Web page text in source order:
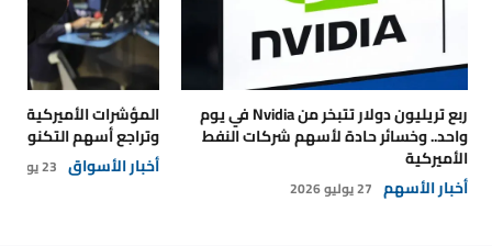
ربع تريليون دولار تتبخر من Nvidia في يوم
واحد.. وخسائر حادة لأسهم شركات النفط
الأميركية
أخبار الأسهم 27 يوليو 2026
المؤشرات الأميركية
وتراجع أسهم
أخبار الأسواق 23 يوليو 2026